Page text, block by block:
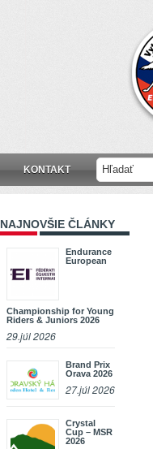
KONTAKT
NAJNOVŠIE ČLÁNKY
Endurance
European
Championship for Young
Riders & Juniors 2026
29.júl 2026
Brand Prix
Orava 2026
27.júl 2026
Crystal
Cup – MSR
2026